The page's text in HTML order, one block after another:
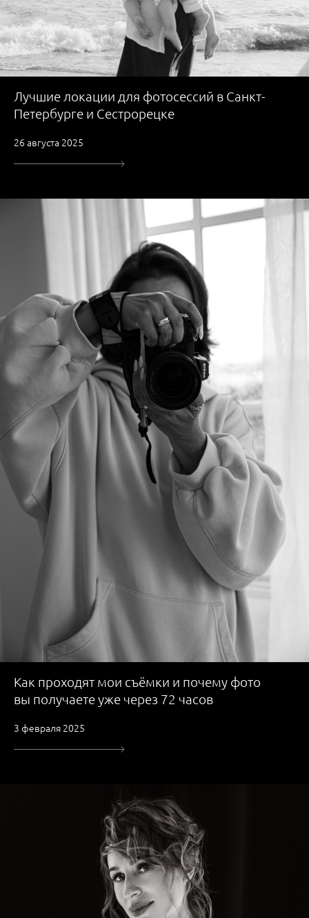
Лучшие локации для фотосессий в Санкт-
Петербурге и Сестрорецке
26 августа 2025
Как проходят мои съёмки и почему фото
вы получаете уже через 72 часов
3 февраля 2025